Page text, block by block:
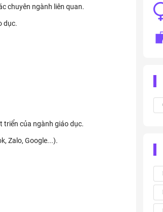
chuyên ngành liên quan.
dục.
triển của ngành giáo dục.
Zalo, Google...).